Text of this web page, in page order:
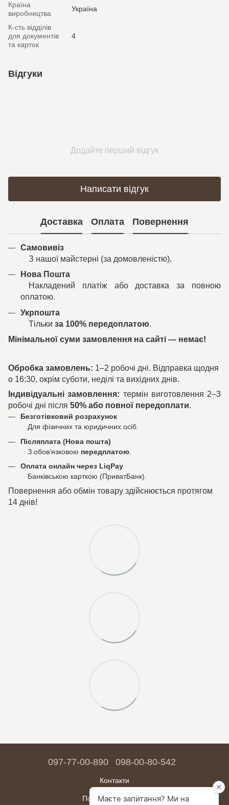
Країна
виробництва
Україна
К-сть відділів
для документів
та карток
4
Відгуки
Додайте перший відгук
Написати відгук
Доставка Оплата Повернення
Самовивіз
З нашої майстерні (за домовленістю).
Нова Пошта
Накладений платіж або доставка за повною
оплатою.
Укрпошта
Тільки за 100% передоплатою.
Мінімальної суми замовлення на сайті — немає!
Обробка замовлень: 1–2 робочі дні. Відправка щодня
о 16:30, окрім суботи, неділі та вихідних днів.
Індивідуальні замовлення: термін виготовлення 2–3
робочі дні після 50% або повної передоплати.
Безготівковий розрахунок
Для фізичних та юридичних осіб.
Післяплата (Нова пошта)
З обов’язковою передплатою
Оплата онлайн через LiqPay
Банківською карткою (ПриватБанк).
Повернення або обмін товару здійснюється протягом
14 днів!
097-77-00-890 098-00-80-542
Контакти
Повна версія сайту